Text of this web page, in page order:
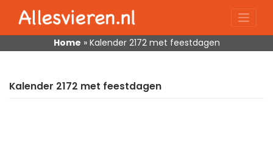
content
Home » Kalender 2172 met feestdagen
Kalender 2172 met feestdagen